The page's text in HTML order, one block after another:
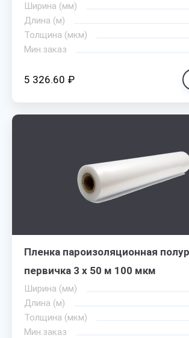
Ширина (мм)
Длина (м)
Толщина (мкм)
Мин.заказ
5 326.60 ₽
Пленка пароизоляционная
первичка 3 х 50 м 100 мкм
Ширина (мм)
Длина (м)
Толщина (мкм)
Мин.заказ